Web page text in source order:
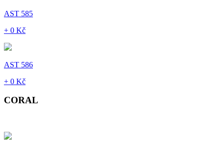
AST 585
+ 0 Kč
AST 586
+ 0 Kč
CORAL